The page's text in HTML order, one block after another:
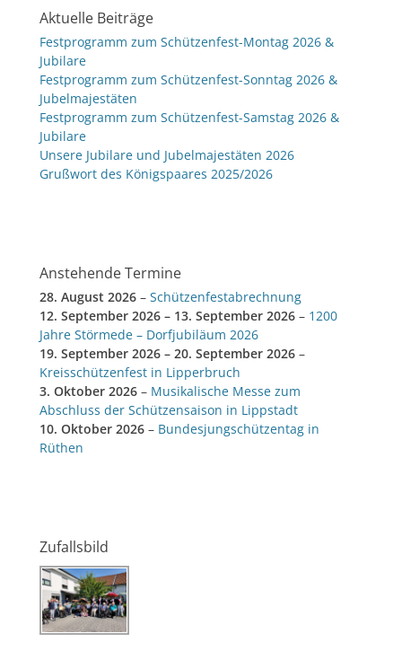
Aktuelle Beiträge
Festprogramm zum Schützenfest-Montag 2026 &
Jubilare
Festprogramm zum Schützenfest-Sonntag 2026 &
Jubelmajestäten
Festprogramm zum Schützenfest-Samstag 2026 &
Jubilare
Unsere Jubilare und Jubelmajestäten 2026
Grußwort des Königspaares 2025/2026
Anstehende Termine
28. August 2026 – Schützenfestabrechnung
12. September 2026 – 13. September 2026 – 1200
Jahre Störmede – Dorfjubiläum 2026
19. September 2026 – 20. September 2026 –
Kreisschützenfest in Lipperbruch
3. Oktober 2026 – Musikalische Messe zum
Abschluss der Schützensaison in Lippstadt
10. Oktober 2026 – Bundesjungschützentag in
Rüthen
Zufallsbild